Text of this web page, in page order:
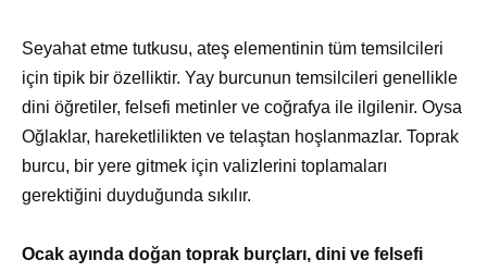
Seyahat etme tutkusu, ateş elementinin tüm temsilcileri
için tipik bir özelliktir. Yay burcunun temsilcileri genellikle
dini öğretiler, felsefi metinler ve coğrafya ile ilgilenir. Oysa
Oğlaklar, hareketlilikten ve telaştan hoşlanmazlar. Toprak
burcu, bir yere gitmek için valizlerini toplamaları
gerektiğini duyduğunda sıkılır.
Ocak ayında doğan toprak burçları, dini ve felsefi